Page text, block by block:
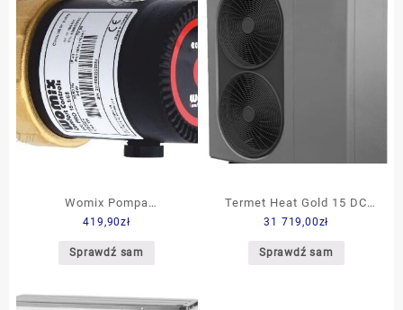
Womix Pompa
Cyrkulacyjna Eco Pro
419,90zł
Sprawdź sam
Termet Heat Gold 15 DC
TPP9902000000PL
31 719,00zł
Sprawdź sam